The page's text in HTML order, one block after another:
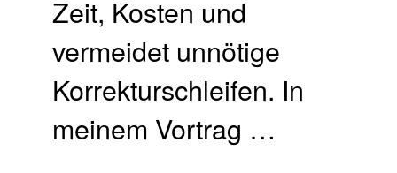
Zeit, Kosten und
vermeidet unnötige
Korrekturschleifen. In
meinem Vortrag …